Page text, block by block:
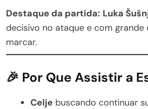
Destaque da partida: Luka
decisivo no ataque e com grande
marcar.
🎉 Por Que Assistir a
Celje buscando continuar